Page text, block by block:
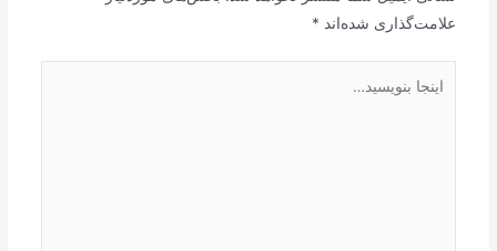
علامت‌گذاری شده‌اند *
بنویسید…